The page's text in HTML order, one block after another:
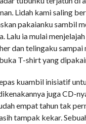
Lidah kami saling
pakaianku sambil
Lalu ia mulai
dan telingaku sampai
T-shirt yang
kuambil inisiatif
juga CD-
empat tahun tak
tampak kekar.